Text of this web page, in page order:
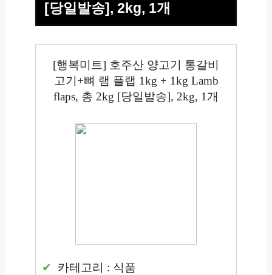
[당일발송], 2kg, 1개
[행복미트] 호주산 양고기 통갈비
고기+뼈 램 플랩 1kg + 1kg Lamb
flaps, 총 2kg [당일발송], 2kg, 1개
카테고리 : 식품